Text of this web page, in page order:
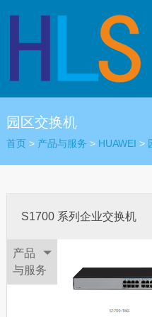
园区交换机
首页> 产品与服务 > HUAWEI >
S1700 系列企业交换机
产品
与服务